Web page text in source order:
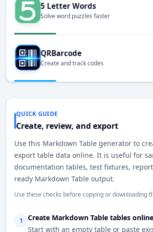
5 Letter Words
Solve word puzzles faster
QRBarcode
Create and track codes
QUICK GUIDE
Create, review, and export
Use this Markdown Table generator to
export table data online. It is useful for
documentation tables, test fixtures,
ready Markdown Table output.
Use these checks before copying or downloading
1
Create Markdown Table tables online
Start with an empty table or paste